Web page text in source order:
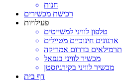
חנות
רכישת מכשירים
פעילויות
טלפון לוויני למשייטים
ארגונים חינוכיים מטיילים
תרמילאים בדרום אמריקה
מכשיר לוויני בנפאל
מכשיר לוויני בקירגיזסטן
דף בית